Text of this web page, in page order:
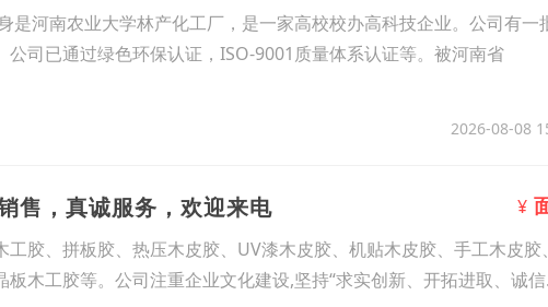
是河南农业大学林产化工厂，是一家高校校办高科技企业。公司有一
公司已通过绿色环保认证，ISO-9001质量体系认证等。被河南省
2026-08-08
售，真诚服务，欢迎来电 ¥
胶、拼板胶、热压木皮胶、UV漆木皮胶、机贴木皮胶、手工木皮胶、
木工胶等。公司注重企业文化建设,坚持“求实创新、开拓进取、诚信